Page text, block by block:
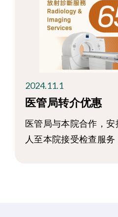
2024.11.1
医管局转介优惠
医管局与本院合作，
人至本院接受检查服